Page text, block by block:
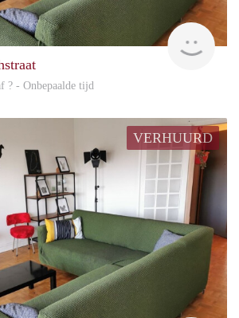
? - Onbepaalde tijd
VERHUURD